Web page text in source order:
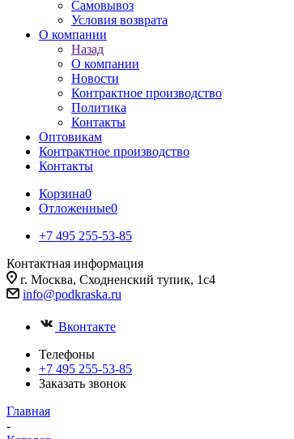
Самовывоз
Условия возврата
О компании
Назад
О компании
Новости
Контрактное производство
Политика
Контакты
Оптовикам
Контрактное производство
Контакты
Корзина0
Отложенные0
+7 495 255-53-85
Контактная информация
г. Москва, Сходненский тупик, 1с4
info@podkraska.ru
Вконтакте
Телефоны
+7 495 255-53-85
Заказать звонок
Главная
-